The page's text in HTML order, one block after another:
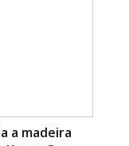
a madeira